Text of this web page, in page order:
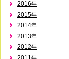
2016年
2015年
2014年
2013年
2012年
2011年